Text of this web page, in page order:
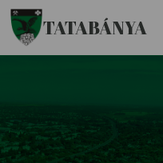
Ugrás a fő tartalomhoz
TATABÁNYA